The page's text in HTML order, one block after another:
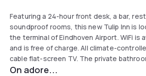
Featuring a 24-hour front desk, a bar,
soundproof rooms, this new Tulip Inn is
the terminal of Eindhoven Airport. WiFi is
and is free of charge. All climate-
cable flat-screen TV. The private
shower and a hairdryer. Guests can enjoy
On adore...